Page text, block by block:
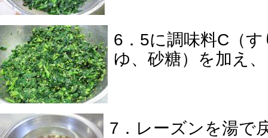
6．5に調味料C（
ゆ、砂糖）を加え
7．レーズンを湯で